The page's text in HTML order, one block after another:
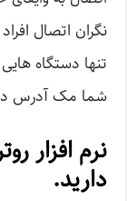
نگران اتصال
تنها دستگاه
شما مک آدرس
نرم افزار
دارید.